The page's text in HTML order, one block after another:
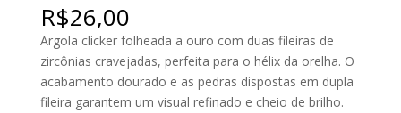
R$26,00
Argola clicker folheada a ouro com duas fileiras de
zircônias cravejadas, perfeita para o hélix da orelha. O
acabamento dourado e as pedras dispostas em dupla
fileira garantem um visual refinado e cheio de brilho.